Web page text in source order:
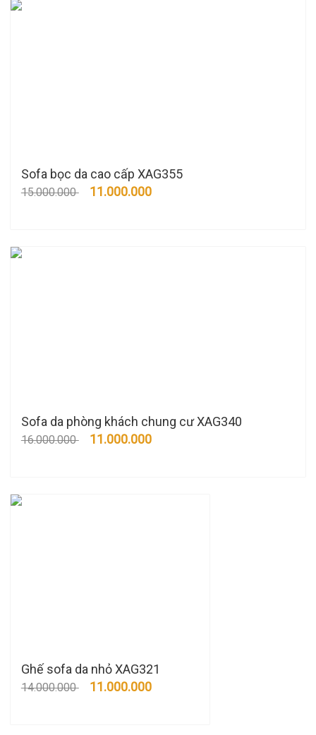
Sofa bọc da cao cấp XAG355
15.000.000 11.000.000
Sofa da phòng khách chung cư XAG340
16.000.000 11.000.000
Ghế sofa da nhỏ XAG321
14.000.000 11.000.000